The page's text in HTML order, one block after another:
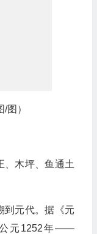
图）
、木坪、鱼通土
到元代。据《元
公元1252年——